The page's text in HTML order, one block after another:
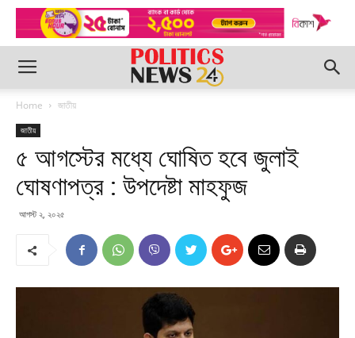
Home জাতীয়
জাতীয়
৫ আগস্টের মধ্যে ঘোষিত হবে জুলাই
ঘোষণাপত্র : উপদেষ্টা মাহফুজ
আগস্ট ২, ২০২৫